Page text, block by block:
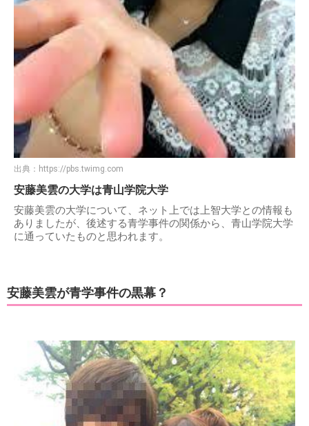
出典： https://pbs.twimg.com
安藤美雲の大学は青山学院大学
安藤美雲の大学について、ネット上では上智大学との情報も
ありましたが、後述する青学事件の関係から、青山学院大学
に通っていたものと思われます。
安藤美雲が青学事件の黒幕？